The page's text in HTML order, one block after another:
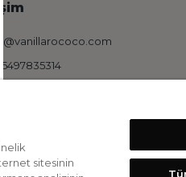
Teşekkür ve Şikayet Hattı
sitesinin